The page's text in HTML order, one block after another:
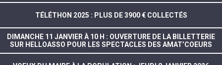
TÉLÉTHON 2025 : PLUS DE 3900 € COLLECTÉS
DIMANCHE 11 JANVIER À 10 H : OUVERTURE DE LA BILLETTERIE
SUR HELLOASSO POUR LES SPECTACLES DES AMAT’COEURS